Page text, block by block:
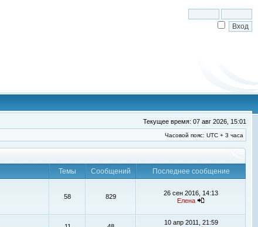
Текущее время: 07 авг 2026, 15:01
Часовой пояс: UTC + 3 часа
Темы Сообщений
Последнее сообщение
58 829
26 сен 2016, 14:13
Елена
10 апр 2011, 21:59